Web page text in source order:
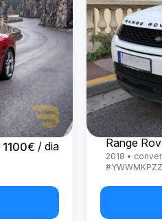
1100€ / dia
Land
2018 •
#YWWMKPZZ